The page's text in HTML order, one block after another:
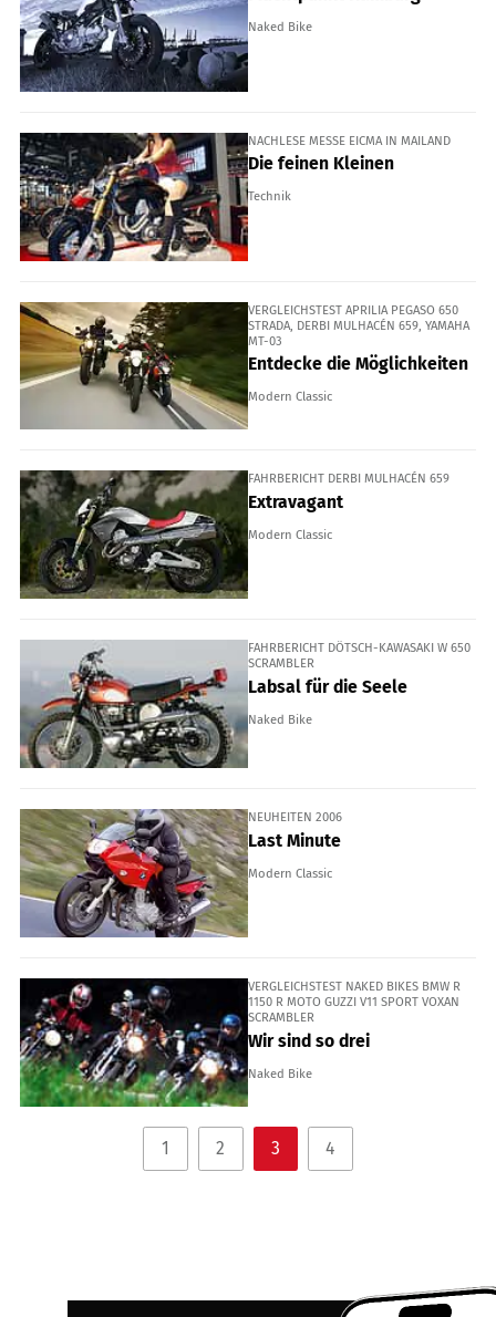
Naked Bike
NACHLESE MESSE EICMA IN MAILAND
Die feinen Kleinen
Technik
VERGLEICHSTEST APRILIA PEGASO 650
STRADA, DERBI MULHACÉN 659, YAMAHA
MT-03
Entdecke die Möglichkeiten
Modern Classic
FAHRBERICHT DERBI MULHACÉN 659
Extravagant
Modern Classic
FAHRBERICHT DÖTSCH-KAWASAKI W 650
SCRAMBLER
Labsal für die Seele
Naked Bike
NEUHEITEN 2006
Last Minute
Modern Classic
VERGLEICHSTEST NAKED BIKES BMW R
1150 R MOTO GUZZI V11 SPORT VOXAN
SCRAMBLER
Wir sind so drei
Naked Bike
1 2 3 4